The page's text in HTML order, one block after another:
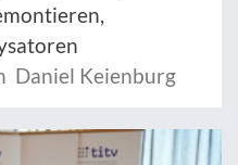
Daniel Keienburg